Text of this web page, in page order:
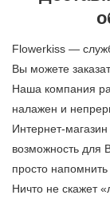
Flowerkiss —
Вы можете
Наша компания
налажен и
Интернет-
возможность для
просто напомнить
Ничто не скажет